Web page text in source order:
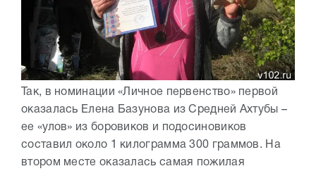
Так, в номинации «Личное первенство» первой
оказалась Елена Базунова из Средней Ахтубы –
ее «улов» из боровиков и подосиновиков
составил около 1 килограмма 300 граммов. На
втором месте оказалась самая пожилая